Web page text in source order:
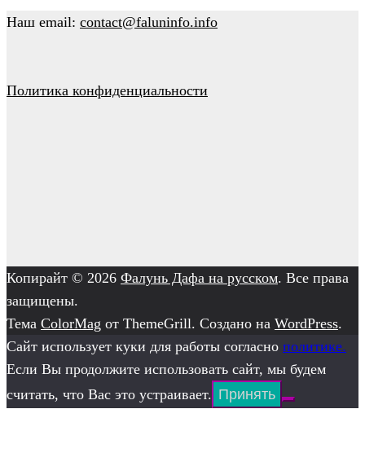
Наш email: contact@faluninfo.info
Политика конфиденциальности
Копирайт © 2026 Фалунь Дафа на русском. Все права
защищены.
Тема ColorMag от ThemeGrill. Создано на WordPress.
Сайт использует куки для работы согласно политике.
Если Вы продолжите использовать сайт, мы будем
считать, что Вас это устраивает. Принять